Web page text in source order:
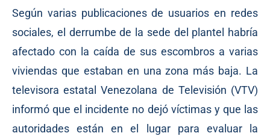
Según varias publicaciones de usuarios en redes
sociales, el derrumbe de la sede del plantel habría
afectado con la caída de sus escombros a varias
viviendas que estaban en una zona más baja. La
televisora estatal Venezolana de Televisión (VTV)
informó que el incidente no dejó víctimas y que las
autoridades están en el lugar para evaluar la